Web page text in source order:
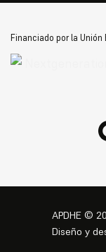
Financiado por la Unión
APDHE ©
Diseño y